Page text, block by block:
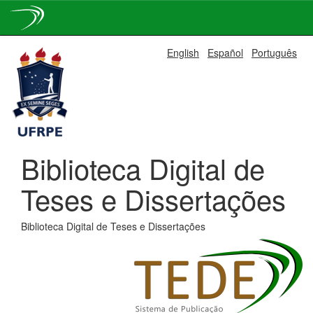
navigation
English Español Português
Biblioteca Digital de
Teses e Dissertações
Biblioteca Digital de Teses e Dissertações